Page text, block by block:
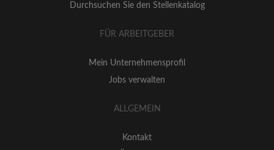
Durchsuchen Sie den Stellenkatalog
FÜR ARBEITGEBER
Mein Unternehmensprofil
Jobs verwalten
ALLGEMEIN
Kontakt